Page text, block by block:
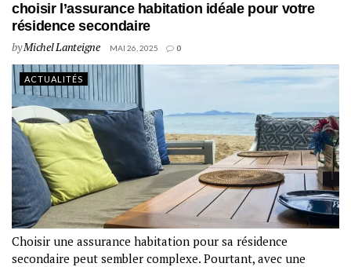
choisir l’assurance habitation idéale pour votre
résidence secondaire
byMichel Lanteigne MAI 26, 2025 0
ACTUALITÉS
Choisir une assurance habitation pour sa résidence
secondaire peut sembler complexe. Pourtant, avec une